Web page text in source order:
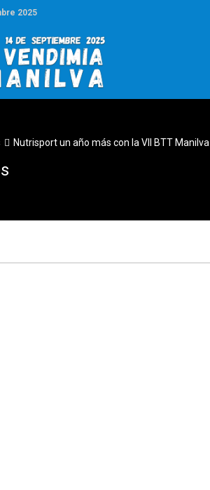
2025
Nutrisport un año más con la VII BTT Manilva